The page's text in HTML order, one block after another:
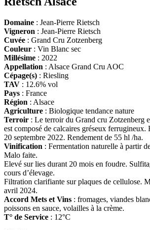
Domaine : Jean-Pierre Rietsch
Vigneron : Jean-Pierre Rietsch
Cuvée : Grand Cru Zotzenberg
Couleur : Vin Blanc sec
Millésime : 2022
Appellation : Alsace Grand Cru AOC
Cépage(s) : Riesling
TAV : 12.6% vol
Pays : France
Région : Alsace
Agriculture : Biologique tendance nature
Terroir : Le terroir du Grand cru Zotzenberg
est composé de calcaires gréseux ferrugineux.
20 septembre 2022. Rendement de 55 hl /ha.
Vinification : Fermentation naturelle à partir
Malo faite.
Elevé sur lies durant 20 mois en foudre.
cours d’élevage.
Filtration clarifiante sur plaques de cellulose.
avril 2024.
Accord Mets et Vins : fromages, viandes
poissons en sauce, volailles à la crème.
T° de Service : 12°C